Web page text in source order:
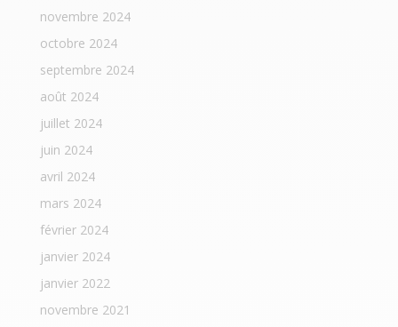
novembre 2024
octobre 2024
septembre 2024
août 2024
juillet 2024
juin 2024
avril 2024
mars 2024
février 2024
janvier 2024
janvier 2022
novembre 2021